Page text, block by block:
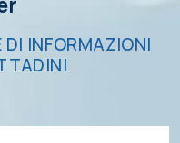
DI INFORMAZIONI